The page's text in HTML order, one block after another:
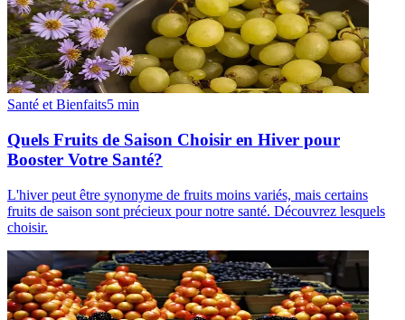
Santé et Bienfaits5 min
Quels Fruits de Saison Choisir en Hiver pour
Booster Votre Santé?
L'hiver peut être synonyme de fruits moins variés, mais certains
fruits de saison sont précieux pour notre santé. Découvrez lesquels
choisir.